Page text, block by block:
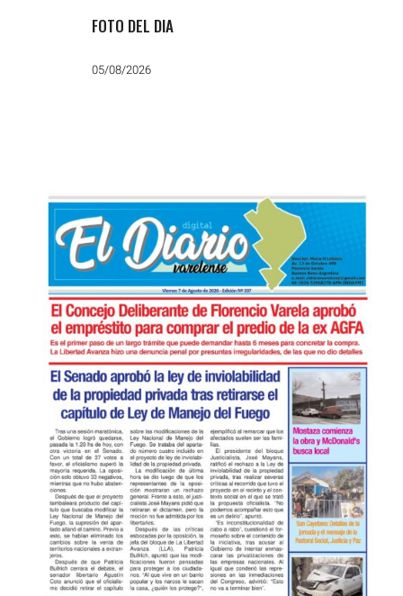
FOTO DEL DIA
05/08/2026